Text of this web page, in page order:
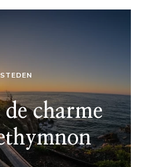
STEDEN
charme